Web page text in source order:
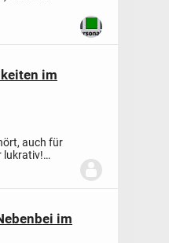
im
auch für
lukrativ!
im